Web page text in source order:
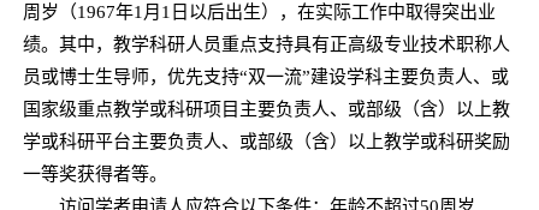
周岁（1967年1月1日以后出生），在实际工作中取得突出业
绩。其中，教学科研人员重点支持具有正高级专业技术职称人
员或博士生导师，优先支持“双一流”建设学科主要负责人、或
国家级重点教学或科研项目主要负责人、或部级（含）以上教
学或科研平台主要负责人、或部级（含）以上教学或科研奖励
一等奖获得者等。
访问学者申请人应符合以下条件：年龄不超过50周岁